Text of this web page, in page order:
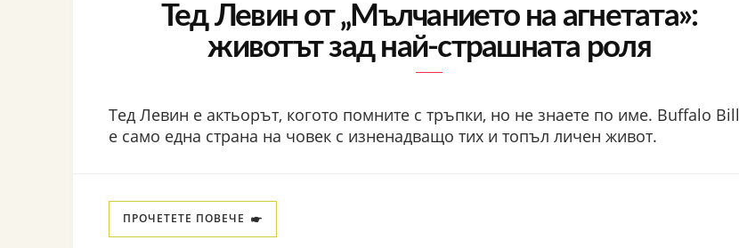
Тед Левин от „Мълчанието на агнетата»:
животът зад най-страшната роля
Тед Левин е актьорът, когото помните с тръпки, но не знаете по име. Buffalo Bill
е само една страна на човек с изненадващо тих и топъл личен живот.
ПРОЧЕТЕТЕ ПОВЕЧЕ